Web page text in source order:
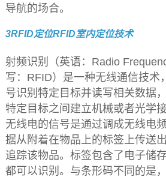
导航的场合。
3RFID定位RFID室内定位技术
射频识别（英语：Radio
写：RFID）是一种无线通信技术
号识别特定目标并读写相关数据
特定目标之间建立机械或者光学接
无线电的信号是通过调成无线电
据从附着在物品上的标签上传送
追踪该物品。标签包含了电子储
都可以识别。与条形码不同的是